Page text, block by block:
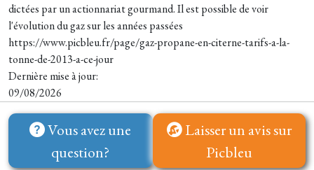
dictées par un actionnariat gourmand. Il est possible de voir
l'évolution du gaz sur les années passées
https://www.picbleu.fr/page/gaz-propane-en-citerne-tarifs-a-la-
tonne-de-2013-a-ce-jour
Dernière mise à jour:
09/08/2026
Vous avez une
question?
Laisser un avis sur
Picbleu